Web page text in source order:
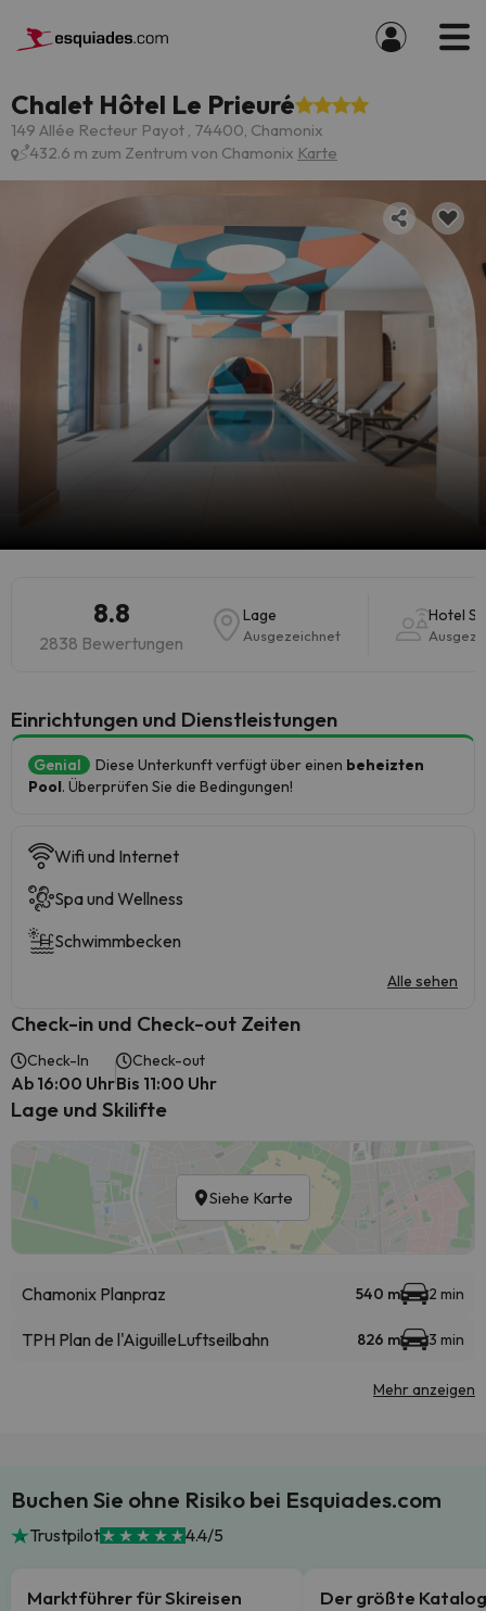
Chalet Hôtel Le Prieuré
149 Allée Recteur Payot , 74400, Chamonix
432.6 m zum Zentrum von Chamonix Karte
8.8
2838 Bewertungen
Lage
Ausgezeichnet
Hotel
​Einrichtungen und Dienstleistungen
Genial Diese Unterkunft verfügt über einen beheizten
Pool. Überprüfen Sie die Bedingungen!
Wifi und Internet
Spa und Wellness
Schwimmbecken
Alle sehen
Check-in und Check-out Zeiten
Check-In
Ab 16:00 Uhr
Check-out
Bis 11:00 Uhr
Lage und Skilifte
Siehe Karte
Chamonix Planpraz 540 m 2 min
TPH Plan de l'AiguilleLuftseilbahn 826 m 3 min
Mehr anzeigen
Buchen Sie ohne Risiko bei Esquiades.com
Trustpilot 4.4/5
Marktführer für Skireisen Der größte Katalog